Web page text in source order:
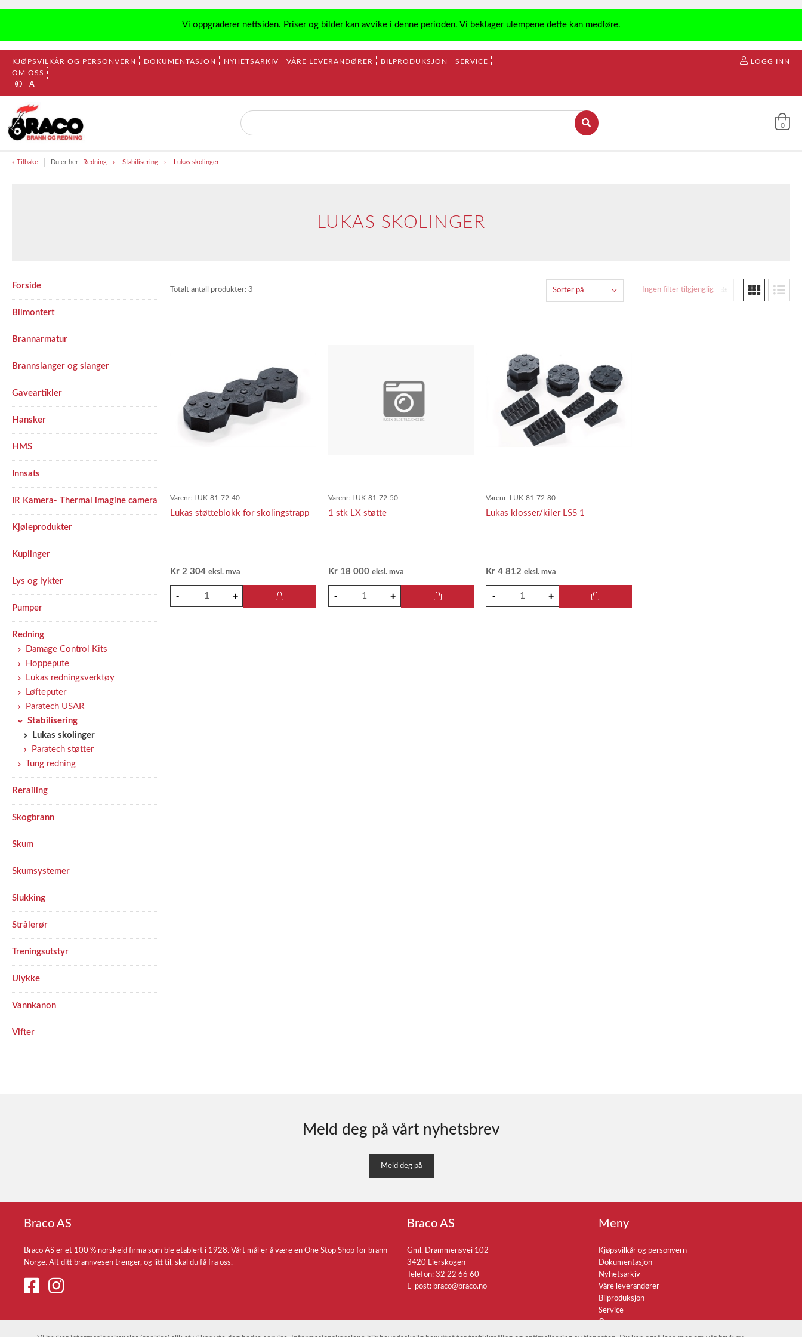
Vi oppgraderer nettsiden. Priser og bilder kan avvike i denne perioden. Vi beklager ulempene dette kan medføre.
KJØPSVILKÅR OG PERSONVERN DOKUMENTASJON NYHETSARKIV VÅRE LEVERANDØRER BILPRODUKSJON
SERVICE
OM OSS
LOGG INN
0
« Tilbake Du er her: Redning Stabilisering Lukas skolinger
LUKAS SKOLINGER
Forside
Bilmontert
Brannarmatur
Brannslanger og slanger
Gaveartikler
Hansker
HMS
Innsats
IR Kamera- Thermal imagine camera
Kjøleprodukter
Kuplinger
Lys og lykter
Pumper
Redning
Damage Control Kits
Hoppepute
Lukas redningsverktøy
Løfteputer
Paratech USAR
Stabilisering
Lukas skolinger
Paratech støtter
Tung redning
Rerailing
Skogbrann
Skum
Skumsystemer
Slukking
Strålerør
Treningsutstyr
Ulykke
Vannkanon
Vifter
Totalt antall produkter: 3 Ingen filter tilgjenglig
Sorter på
Varenr: LUK-81-72-40
Lukas støtteblokk for skolingstrapp
Kr 2 304 eksl. mva
Varenr: LUK-81-72-50
1 stk LX støtte
Kr 18 000 eksl. mva
Varenr: LUK-81-72-80
Lukas klosser/kiler LSS 1
Kr4 812eksl. mva
Meld deg på vårt nyhetsbrev
Meld deg på
Braco AS
Braco AS er et 100 % norskeid firma som ble etablert i 1928. Vårt mål er å være en One Stop Shop for brann
Norge. Alt ditt brannvesen trenger, og litt til, skal du få fra oss.
Braco AS
Gml. Drammensvei 102
3420 Lierskogen
Telefon: 32 22 66 60
E-post: braco@braco.no
Meny
Kjøpsvilkår og personvern
Dokumentasjon
Nyhetsarkiv
Våre leverandører
Bilproduksjon
Service
Om oss